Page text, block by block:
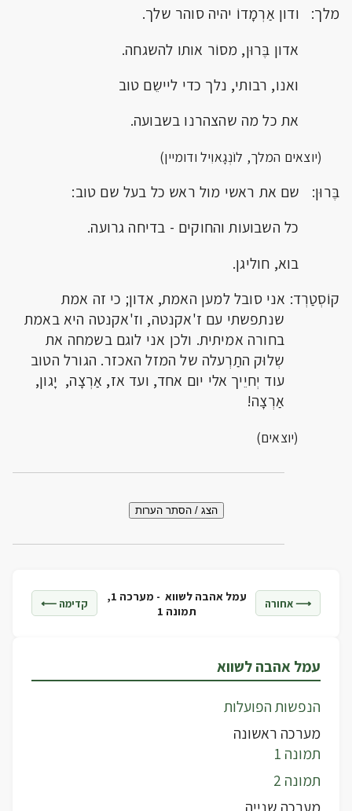
מלך: ודון אַרְמָדוֹ יהיה סוהר שלך.
אדון בֶּרוּן, מסוֹר אותו להשגחה.
ואנו, רבותי, נלך כדי ליישֵם טוב
את כל מה שהצהרנו בשבועה.
(יוצאים המלך, לוֹנְגָאוִיל ודומיין)
בֶּרוּן: שם את ראשי מול ראש כל בעל שם טוב:
כל השבועות והחוקים - בדיחה גרועה.
בוא, חוליגן.
קוֹסְטַרְד: אני סובל למען האמת, אדון; כי זה אמת
שנתפשתי עם ז'אקנטה, וז'אקנטה היא באמת
בחורה אמיתית. ולכן אני לוגם בשמחה את
שְלוּק התַרְעלה של המזל האכזר. הגורל הטוב
עוד יְחיֵיך אלי יום אחד, ועד אז, אַרְצָה, יָגון,
אַרְצָה!
(יוצאים)
הצג / הסתר הערות
⟶ אחורה עמל אהבה לשווא -
מערכה 1,
תמונה 1
קדימה ⟵
עמל אהבה לשווא
הנפשות הפועלות
מערכה ראשונה
תמונה 1
תמונה 2